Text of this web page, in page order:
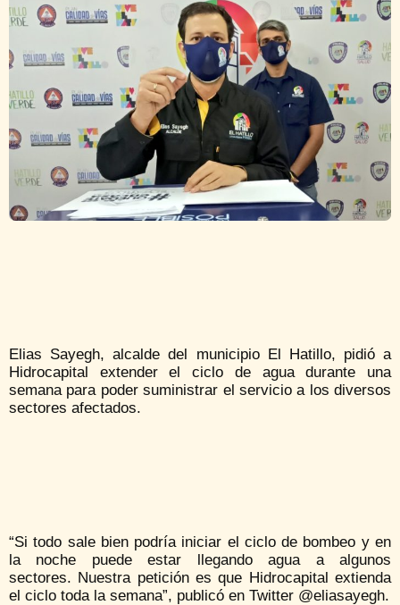
Elias Sayegh, alcalde del municipio El Hatillo, pidió a
Hidrocapital extender el ciclo de agua durante una
semana para poder suministrar el servicio a los diversos
sectores afectados.
“Si todo sale bien podría iniciar el ciclo de bombeo y en
la noche puede estar llegando agua a algunos
sectores. Nuestra petición es que Hidrocapital extienda
el ciclo toda la semana”, publicó en Twitter @eliasayegh.